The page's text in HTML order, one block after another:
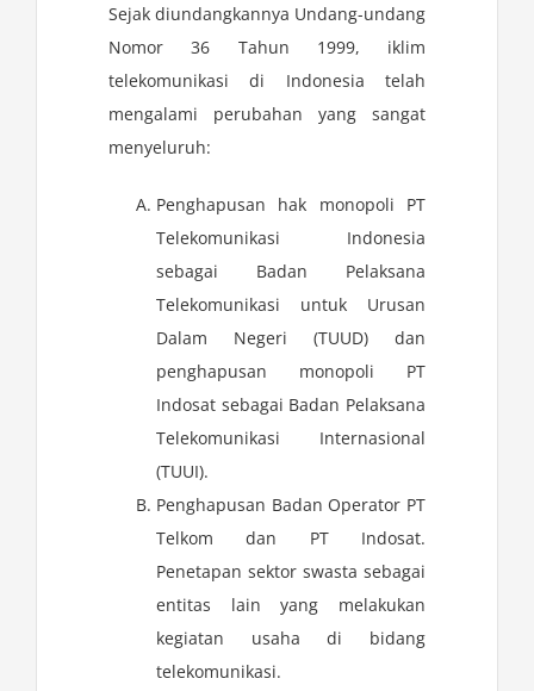
Sejak diundangkannya Undang-undang
Nomor 36 Tahun 1999, iklim
telekomunikasi di Indonesia telah
mengalami perubahan yang sangat
menyeluruh:
Penghapusan hak monopoli PT
Telekomunikasi Indonesia
sebagai Badan Pelaksana
Telekomunikasi untuk Urusan
Dalam Negeri (TUUD) dan
penghapusan monopoli PT
Indosat sebagai Badan Pelaksana
Telekomunikasi Internasional
(TUUI).
Penghapusan Badan Operator PT
Telkom dan PT Indosat.
Penetapan sektor swasta sebagai
entitas lain yang melakukan
kegiatan usaha di bidang
telekomunikasi.